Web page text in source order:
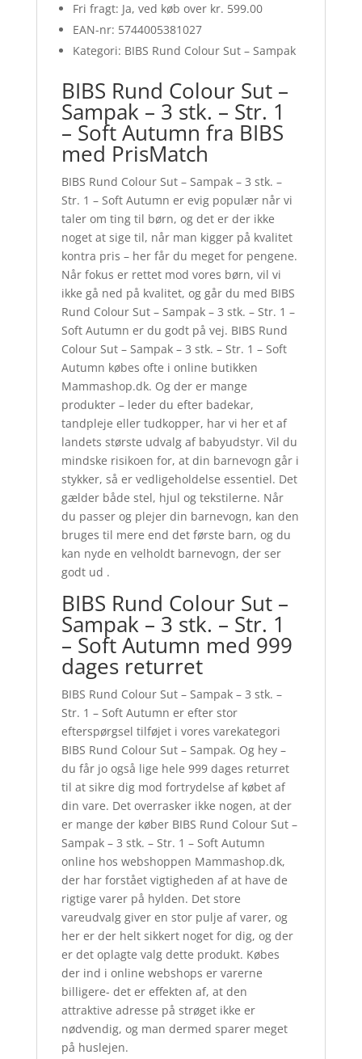
Fri fragt: Ja, ved køb over kr. 599.00
EAN-nr: 5744005381027
Kategori: BIBS Rund Colour Sut – Sampak
BIBS Rund Colour Sut –
Sampak – 3 stk. – Str. 1
– Soft Autumn fra BIBS
med PrisMatch
BIBS Rund Colour Sut – Sampak – 3 stk. –
Str. 1 – Soft Autumn er evig populær når vi
taler om ting til børn, og det er der ikke
noget at sige til, når man kigger på kvalitet
kontra pris – her får du meget for pengene.
Når fokus er rettet mod vores børn, vil vi
ikke gå ned på kvalitet, og går du med BIBS
Rund Colour Sut – Sampak – 3 stk. – Str. 1 –
Soft Autumn er du godt på vej. BIBS Rund
Colour Sut – Sampak – 3 stk. – Str. 1 – Soft
Autumn købes ofte i online butikken
Mammashop.dk. Og der er mange
produkter – leder du efter badekar,
tandpleje eller tudkopper, har vi her et af
landets største udvalg af babyudstyr. Vil du
mindske risikoen for, at din barnevogn går i
stykker, så er vedligeholdelse essentiel. Det
gælder både stel, hjul og tekstilerne. Når
du passer og plejer din barnevogn, kan den
bruges til mere end det første barn, og du
kan nyde en velholdt barnevogn, der ser
godt ud .
BIBS Rund Colour Sut –
Sampak – 3 stk. – Str. 1
– Soft Autumn med 999
dages returret
BIBS Rund Colour Sut – Sampak – 3 stk. –
Str. 1 – Soft Autumn er efter stor
efterspørgsel tilføjet i vores varekategori
BIBS Rund Colour Sut – Sampak. Og hey –
du får jo også lige hele 999 dages returret
til at sikre dig mod fortrydelse af købet af
din vare. Det overrasker ikke nogen, at der
er mange der køber BIBS Rund Colour Sut –
Sampak – 3 stk. – Str. 1 – Soft Autumn
online hos webshoppen Mammashop.dk,
der har forstået vigtigheden af at have de
rigtige varer på hylden. Det store
vareudvalg giver en stor pulje af varer, og
her er der helt sikkert noget for dig, og der
er det oplagte valg dette produkt. Købes
der ind i online webshops er varerne
billigere- det er effekten af, at den
attraktive adresse på strøget ikke er
nødvendig, og man dermed sparer meget
på huslejen.